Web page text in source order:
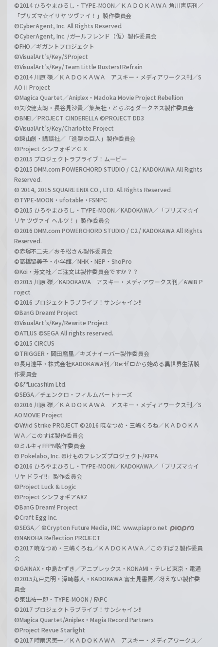
©2014 ひろやまひろし・TYPE-MOON／ＫＡＤＯＫＡＷＡ 角川書店刊／
「プリズマ☆イリヤ ツヴァイ！」製作委員会
©CyberAgent, Inc. All Rights Reserved.
©CyberAgent, Inc. /ガールフレンド（仮）製作委員会
©FHO／ギガントプロジェクト
©VisualArt's/Key/SProject
©VisualArt's/Key/Team Little Busters! Refrain
©2014 川原 礫／ＫＡＤＯＫＡＷＡ アスキー・メディアワークス刊／S
AOⅡ Project
©Magica Quartet／Aniplex・Madoka Movie Project Rebellion
©矢吹健太朗・長谷見沙貴／集英社・とらぶるダークネス製作委員会
©BNEI／PROJECT CINDERELLA ©PROJECT DD3
©VisualArt's/Key/Charlotte Project
©諫山創・講談社／「進撃の巨人」製作委員会
©Project シンフォギアＧＸ
©2015 プロジェクトラブライブ！ムービー
©2015 DMM.com POWERCHORD STUDIO / C2 / KADOKAWA All Rights
Reserved.
© 2014, 2015 SQUARE ENIX CO., LTD. All Rights Reserved.
©TYPE-MOON・ufotable・FSNPC
©2015 ひろやまひろし・TYPE-MOON／KADOKAWA／「プリズマ☆イ
リヤ ツヴァイ ヘルツ！」製作委員会
©2016 DMM.com POWERCHORD STUDIO / C2 / KADOKAWA All Rights
Reserved.
©赤塚不二夫／おそ松さん製作委員会
©高橋留美子・小学館／NHK・NEP・ShoPro
©Koi・芳文社／ご注文は製作委員会ですか？？
©2015 川原 礫／KADOKAWA アスキー・メディアワークス刊／AWIB P
roject
©2016 プロジェクトラブライブ！サンシャイン!!
©BanG Dream! Project
©VisualArt's/Key/Rewrite Project
©ATLUS ©SEGA All rights reserved.
©2015 CIRCUS
©TRIGGER・岡田麿里／キズナイーバー製作委員会
©長月達平・株式会社KADOKAWA刊／Re:ゼロから始める異世界生活製
作委員会
©&™Lucasfilm Ltd.
©SEGA／チェンクロ・フィルムパートナーズ
©2016 川原 礫／ＫＡＤＯＫＡＷＡ アスキー・メディアワークス刊／S
AO MOVIE Project
©ViVid Strike PROJECT ©2016 暁なつめ・三嶋くろね／ＫＡＤＯＫＡ
ＷＡ／このすば製作委員会
©ミルキィFFPN製作委員会
© Pokelabo, Inc. ©けものフレンズプロジェクト/KFPA
©2016 ひろやまひろし・TYPE-MOON／KADOKAWA／「プリズマ☆イ
リヤ ドライ!!」製作委員会
©Project Luck & Logic
©Project シンフォギアAXZ
©BanG Dream! Project
©Craft Egg Inc.
©SEGA／ ©Crypton Future Media, INC. www.piapro.net
©NANOHA Reflection PROJECT
©2017 暁なつめ・三嶋くろね／ＫＡＤＯＫＡＷＡ／このすば２製作委員
会
©GAINAX・中島かずき／アニプレックス・KONAMI・テレビ東京・電通
©2015丸戸史明・深崎暮人・KADOKAWA 富士見書房／冴えない製作委
員会
©東出祐一郎・TYPE-MOON / FAPC
©2017 プロジェクトラブライブ！サンシャイン!!
©Magica Quartet/Aniplex・Magia Record Partners
©Project Revue Starlight
©2017 時雨沢恵一／ＫＡＤＯＫＡＷＡ アスキー・メディアワークス／